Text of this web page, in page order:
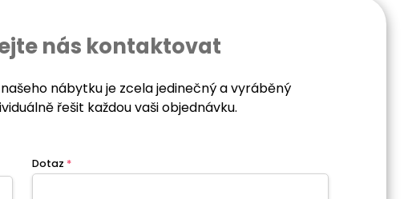
nás kontaktovat
nábytku je zcela jedinečný a vyráběný
řešit každou vaši objednávku.
Dotaz *